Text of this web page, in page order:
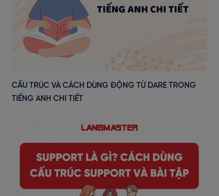
CẤU TRÚC VÀ CÁCH DÙNG ĐỘNG TỪ DARE TRONG
TIẾNG ANH CHI TIẾT